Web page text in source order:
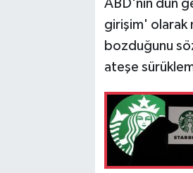
ABD'nin dün
girişim' olarak
bozduğunu
ateşe